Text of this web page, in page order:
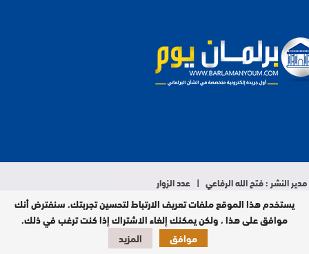
مدير النشر : فتح الله الرفاعي | عدد الزوار
تصميم وبرمجة
يستخدم هذا الموقع ملفات تعريف الارتباط لتحسين تجربتك. سنفترض أنك
موافق على هذا ، ولكن يمكنك إلغاء الاشتراك إذا كنت ترغب في ذلك.
موافق
المزيد